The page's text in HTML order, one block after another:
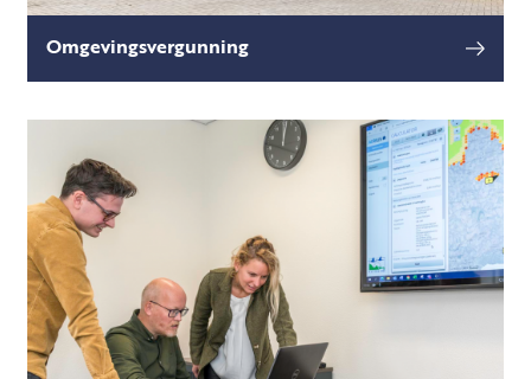
Omgevingsvergunning
in uw bedrijfsactiviteiten die gevolgen kunnen
hebben voor geluid, geur, of een ander
milieuaspect?